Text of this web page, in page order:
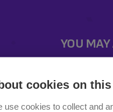
cookies on
use cookies to collect and